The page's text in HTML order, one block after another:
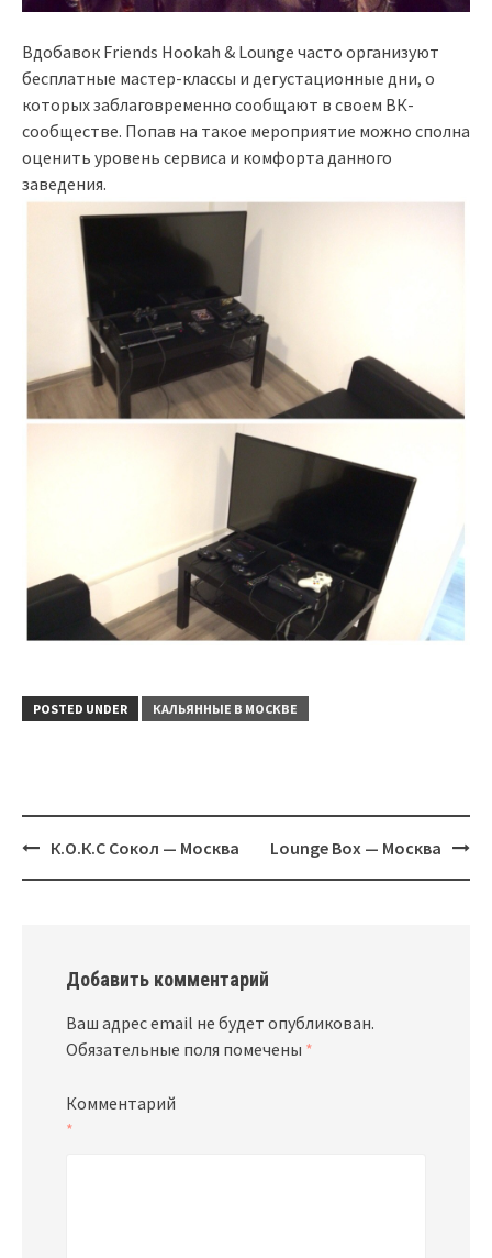
Вдобавок Friends Hookah & Lounge часто организуют
бесплатные мастер-классы и дегустационные дни, о
которых заблаговременно сообщают в своем ВК-
сообществе. Попав на такое мероприятие можно сполна
оценить уровень сервиса и комфорта данного
заведения.
POSTED UNDER КАЛЬЯННЫЕ В МОСКВЕ
Post
navigation
К.О.К.С Сокол — Москва Lounge Box — Москва
Добавить комментарий
Ваш адрес email не будет опубликован.
Обязательные поля помечены *
Комментарий
*